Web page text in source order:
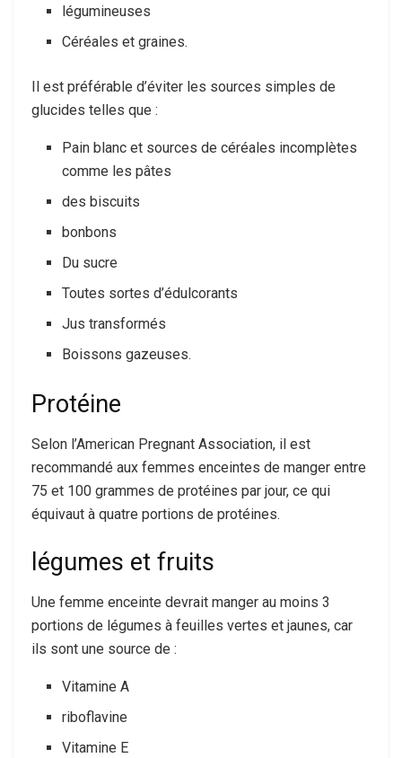
légumineuses
Céréales et graines.
Il est préférable d’éviter les sources simples de
glucides telles que :
Pain blanc et sources de céréales incomplètes
comme les pâtes
des biscuits
bonbons
Du sucre
Toutes sortes d’édulcorants
Jus transformés
Boissons gazeuses.
Protéine
Selon l’American Pregnant Association, il est
recommandé aux femmes enceintes de manger entre
75 et 100 grammes de protéines par jour, ce qui
équivaut à quatre portions de protéines.
légumes et fruits
Une femme enceinte devrait manger au moins 3
portions de légumes à feuilles vertes et jaunes, car
ils sont une source de :
Vitamine A
riboflavine
Vitamine E